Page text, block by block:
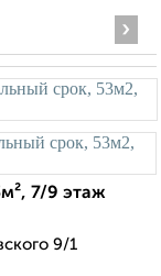
›
7/9 этаж
9/1